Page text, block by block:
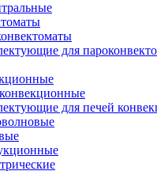
для
для печей